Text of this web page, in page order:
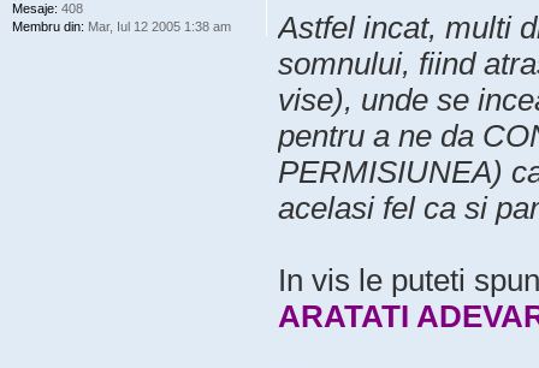
Astfel incat, multi
somnului, fiind
vise), unde se
pentru a ne da
PERMISIUNEA)
acelasi fel ca si
In vis le puteti
ARATATI
Mesaje: 408
Membru din: Mar, Iul 12 2005 1:38 am